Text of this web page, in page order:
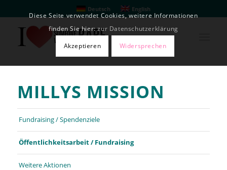
Deutsch English
MILLYS MISSION
Fundraising / Spendenziele
Öffentlichkeitsarbeit / Fundraising
Weitere Aktionen
Diese Seite verwendet Cookies, weitere Informationen
finden Sie hier:zur Datenschutzerklärung
Akzeptieren Widersprechen